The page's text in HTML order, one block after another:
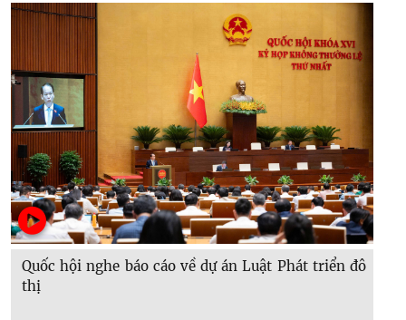
Quốc hội nghe báo cáo về dự án Luật Phát triển đô
thị